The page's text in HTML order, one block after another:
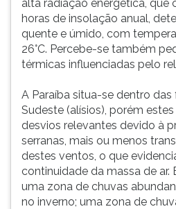
alta radiação energética, que
horas de insolação anual,
quente e úmido, com
26°C. Percebe-se também
térmicas influenciadas pelo
A Paraíba situa-se dentro
Sudeste (alísios), porém
desvios relevantes devido à
serranas, mais ou menos
destes ventos, o que
continuidade da massa de
uma zona de chuvas
no inverno; uma zona de